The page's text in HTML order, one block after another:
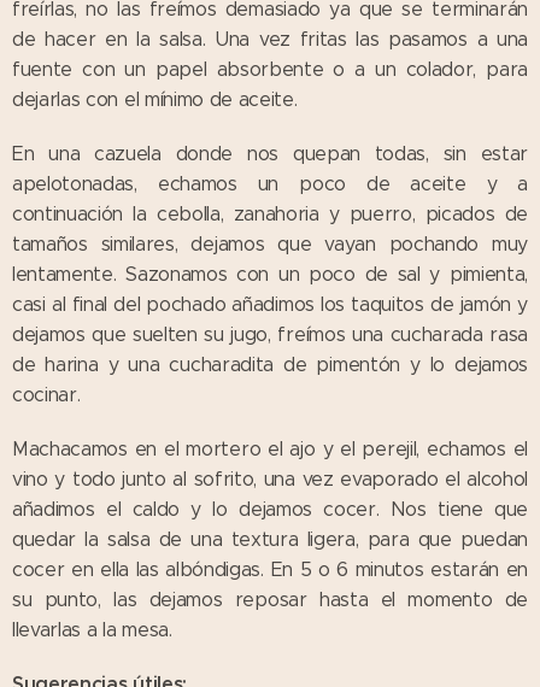
freírlas, no las freímos demasiado ya que se terminarán
de hacer en la salsa. Una vez fritas las pasamos a una
fuente con un papel absorbente o a un colador, para
dejarlas con el mínimo de aceite.
En una cazuela donde nos quepan todas, sin estar
apelotonadas, echamos un poco de aceite y a
continuación la cebolla, zanahoria y puerro, picados de
tamaños similares, dejamos que vayan pochando muy
lentamente. Sazonamos con un poco de sal y pimienta,
casi al final del pochado añadimos los taquitos de jamón y
dejamos que suelten su jugo, freímos una cucharada rasa
de harina y una cucharadita de pimentón y lo dejamos
cocinar.
Machacamos en el mortero el ajo y el perejil, echamos el
vino y todo junto al sofrito, una vez evaporado el alcohol
añadimos el caldo y lo dejamos cocer. Nos tiene que
quedar la salsa de una textura ligera, para que puedan
cocer en ella las albóndigas. En 5 o 6 minutos estarán en
su punto, las dejamos reposar hasta el momento de
llevarlas a la mesa.